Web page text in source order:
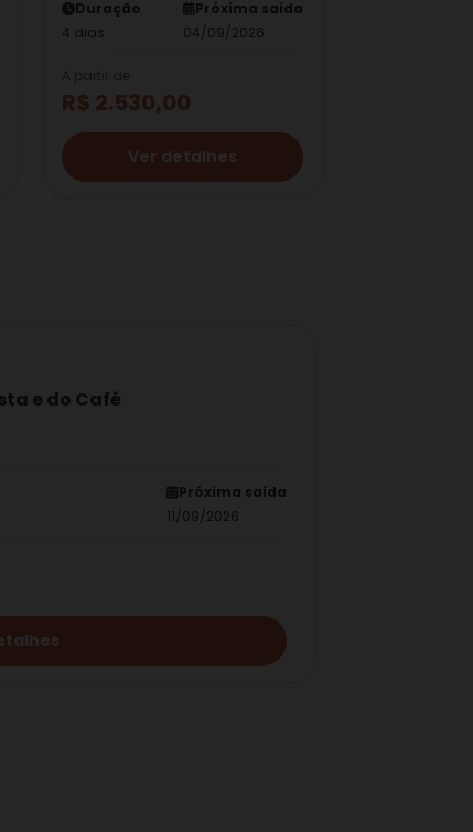
Duração
4 dias
Próxima saída
04/09/2026
R$ 2.530,00
Ver detalhes
e do Café
Próxima saída
11/09/2026